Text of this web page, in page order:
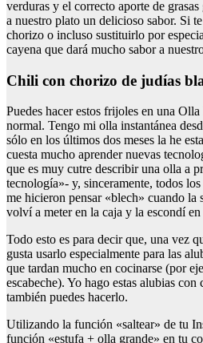
verduras y el correcto aporte de
a nuestro plato un delicioso sabor. Si
chorizo o incluso sustituirlo por
cayena que dará mucho sabor a
Chili con chorizo de judías
Puedes hacer estos frijoles en una
normal. Tengo mi olla instantánea
sólo en los últimos dos meses la he
cuesta mucho aprender nuevas
que es muy cutre describir una olla a
tecnología»- y, sinceramente, todos
me hicieron pensar «blech» cuando la
volví a meter en la caja y la escondí
Todo esto es para decir que, una vez
gusta usarlo especialmente para las
que tardan mucho en cocinarse (por
escabeche). Yo hago estas alubias
también puedes hacerlo.
Utilizando la función «saltear» de tu
función «estufa + olla grande» en tu